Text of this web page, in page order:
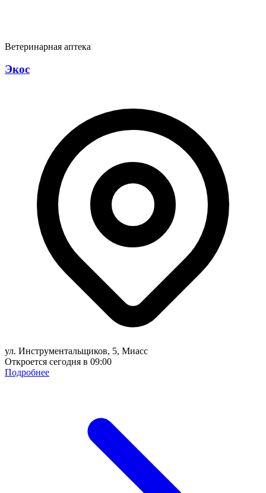
Ветеринарная аптека
Экос
ул. Инструментальщиков, 5, Миасс
Откроется сегодня в 09:00
Подробнее